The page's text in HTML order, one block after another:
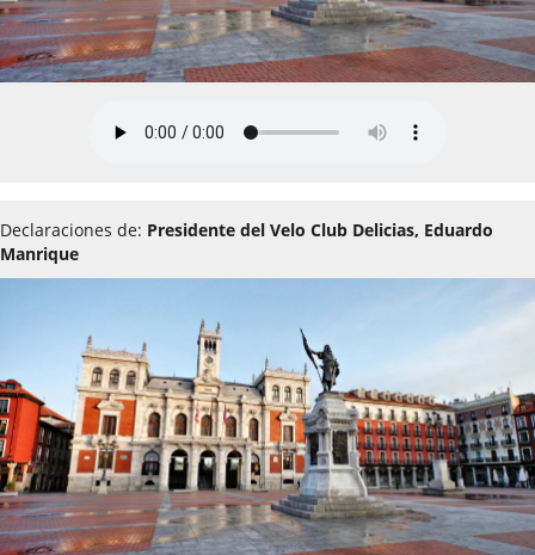
Declaraciones de: Presidente del Velo Club Delicias, Eduardo
Manrique